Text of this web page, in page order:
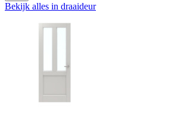
Bekijk alles in draaideur